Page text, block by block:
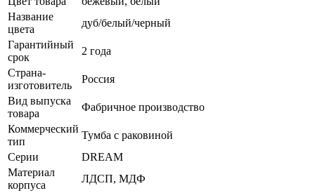
Название
цвета
дуб/белый/черный
Гарантийный
срок
2 года
Страна-
изготовитель
Россия
Вид выпуска
товара
Фабричное производство
Коммерческий
тип
Тумба с раковиной
Серии
DREAM
Материал
корпуса
ЛДСП, МДФ